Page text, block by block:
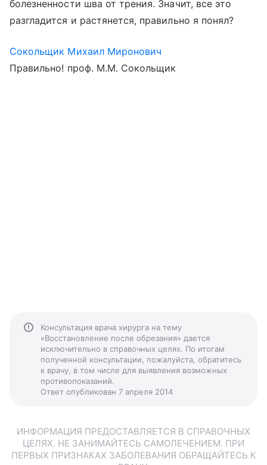
болезненности шва от трения. Значит, все это
разгладится и растянется, правильно я понял?
Сокольщик Михаил Миронович
Правильно! проф. М.М. Сокольщик
Консультация врача хирурга на тему
«Восстановление после обрезания» дается
исключительно в справочных целях. По итогам
полученной консультации, пожалуйста, обратитесь
к врачу, в том числе для выявления возможных
противопоказаний.
Ответ опубликован 7 апреля 2014
ИНФОРМАЦИЯ ПРЕДОСТАВЛЯЕТСЯ В СПРАВОЧНЫХ
ЦЕЛЯХ. НЕ ЗАНИМАЙТЕСЬ САМОЛЕЧЕНИЕМ. ПРИ
ПЕРВЫХ ПРИЗНАКАХ ЗАБОЛЕВАНИЯ ОБРАЩАЙТЕСЬ К